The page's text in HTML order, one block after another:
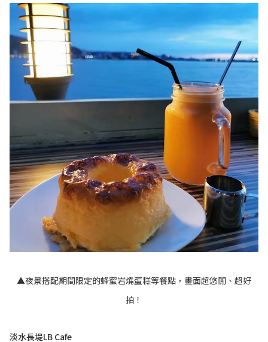
▲夜景搭配期間限定的蜂蜜岩燒蛋糕等餐點，畫面超悠閒、超好
拍！
淡水長堤LB Cafe